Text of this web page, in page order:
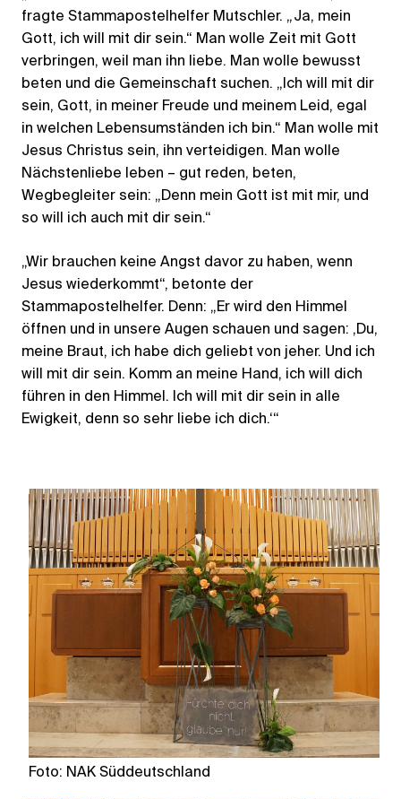
fragte Stammapostelhelfer Mutschler. „Ja, mein
Gott, ich will mit dir sein.“ Man wolle Zeit mit Gott
verbringen, weil man ihn liebe. Man wolle bewusst
beten und die Gemeinschaft suchen. „Ich will mit dir
sein, Gott, in meiner Freude und meinem Leid, egal
in welchen Lebensumständen ich bin.“ Man wolle mit
Jesus Christus sein, ihn verteidigen. Man wolle
Nächstenliebe leben – gut reden, beten,
Wegbegleiter sein: „Denn mein Gott ist mit mir, und
so will ich auch mit dir sein.“
„Wir brauchen keine Angst davor zu haben, wenn
Jesus wiederkommt“, betonte der
Stammapostelhelfer. Denn: „Er wird den Himmel
öffnen und in unsere Augen schauen und sagen: ‚Du,
meine Braut, ich habe dich geliebt von jeher. Und ich
will mit dir sein. Komm an meine Hand, ich will dich
führen in den Himmel. Ich will mit dir sein in alle
Ewigkeit, denn so sehr liebe ich dich.‘“
Foto: NAK Süddeutschland